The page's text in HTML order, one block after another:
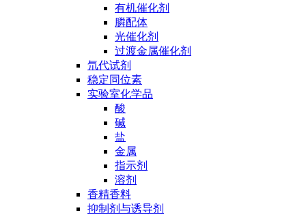
有机催化剂
膦配体
光催化剂
过渡金属催化剂
氘代试剂
稳定同位素
实验室化学品
酸
碱
盐
金属
指示剂
溶剂
香精香料
抑制剂与诱导剂